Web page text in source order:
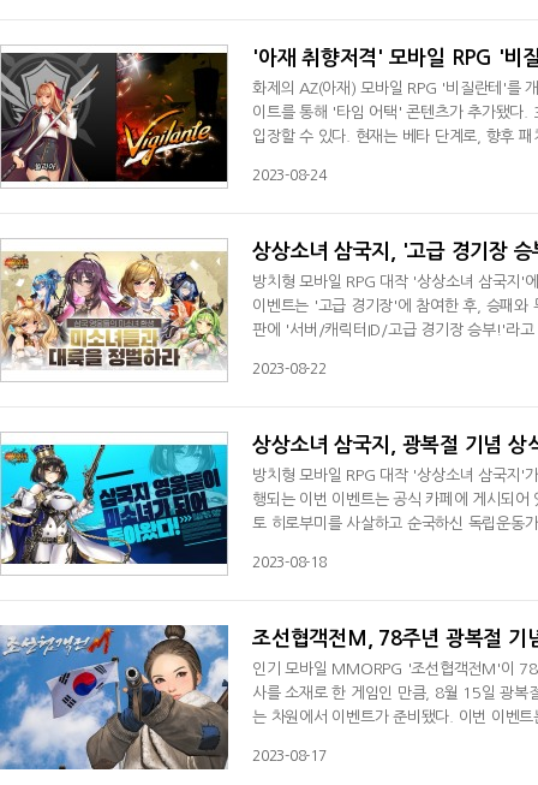
'아재 취향저격' 모바일 RPG '비
화제의 AZ(아재) 모바일 RPG '비질란테'를
이트를 통해 '타임 어택' 콘텐츠가 추가됐다
입장할 수 있다. 현재는 베타 단계로, 향후
격력의 80%로 최대 2회 대미지를 주고, 옆
2023-08-24
상상소녀 삼국지, '고급 경기장
방치형 모바일 RPG 대작 '상상소녀 삼국지'
이벤트는 '고급 경기장'에 참여한 후, 승패와
판에 '서버/캐릭터ID/고급 경기장 승부!'라고
0, 보석 교환 화폐 x 20'을 이벤트 종료 후 7
2023-08-22
상상소녀 삼국지, 광복절 기념 상
방치형 모바일 RPG 대작 '상상소녀 삼국지'
행되는 이번 이벤트는 공식 카페에 게시되
토 히로부미를 사살하고 순국하신 독립운동
다.'광복절 기념 상식 퀴즈' 이벤트에 참여
2023-08-18
조선협객전M, 78주년 광복절 기
인기 모바일 MMORPG '조선협객전M'이
사를 소재로 한 게임인 만큼, 8월 15일 광복
는 차원에서 이벤트가 준비됐다. 이번 이벤
응모한 유저들 중 총 56명을 추첨해, '화려
2023-08-17